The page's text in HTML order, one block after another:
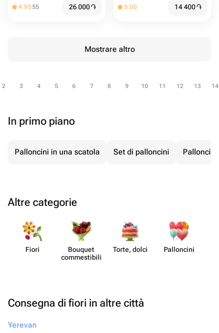
4.9555 26 000֏
5.00
14 400֏
Mostrare altro
2 3 4 5 6 7 8 9 10 11 12 13 14
In primo piano
Palloncini in una scatola Set di palloncini
Altre categorie
Fiori
Bouquet
commes​tibili
Torte, dolci Pall​oncini
Consegna di fiori in altre città
Yerevan